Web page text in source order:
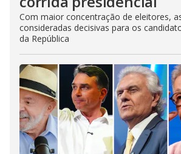
Com maior concentração de eleitores,
consideradas decisivas para os
da República